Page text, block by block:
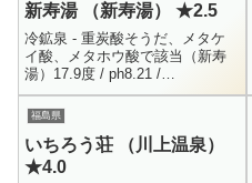
新寿湯 （新寿湯） ★2.5
冷鉱泉 - 重炭酸そうだ、メタケ
イ酸、メタホウ酸で該当（新寿
湯）17.9度 / ph8.21 /
H4.7.30Na+ = 117.5 / K+ = 10.3
/ Mg++ = 0...
福島県
いちろう荘 （川上温泉）
★4.0